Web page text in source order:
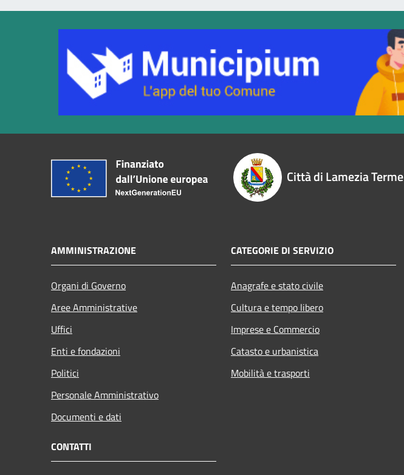
Città di Lamezia Terme
AMMINISTRAZIONE
Organi di Governo
Aree Amministrative
Uffici
Enti e fondazioni
Politici
Personale Amministrativo
Documenti e dati
CATEGORIE DI SERVIZIO
Anagrafe e stato civile
Cultura e tempo libero
Imprese e Commercio
Catasto e urbanistica
Mobilità e trasporti
CONTATTI